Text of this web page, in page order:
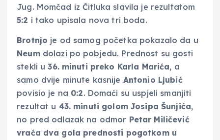
Jug. Momčad iz Čitluka slavila je rezultatom
5:2 i tako upisala nova tri boda.
Brotnjo je od samog početka pokazalo da u
Neumdolazi po pobjedu. Prednost su gosti
stekli u36. minuti preko Karla Marića, a
samo dvije minute kasnije Antonio Ljubić
povisio je na 0:2. Domaći su uspjeli smanjiti
rezultat u 43. minuti golom Josipa Šunjića,
no pred odlazak na odmor Petar Miličević
vraća dva gola prednosti pogotkom u